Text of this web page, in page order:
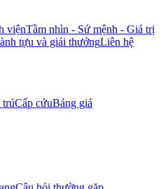
việnTầm nhìn - Sứ mệnh - Giá trị
tựu và giải thưởngLiên hệ
Cấp cứuBảng giá